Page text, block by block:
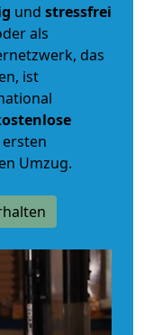
und stressfrei
als
das
ist
Umzug.